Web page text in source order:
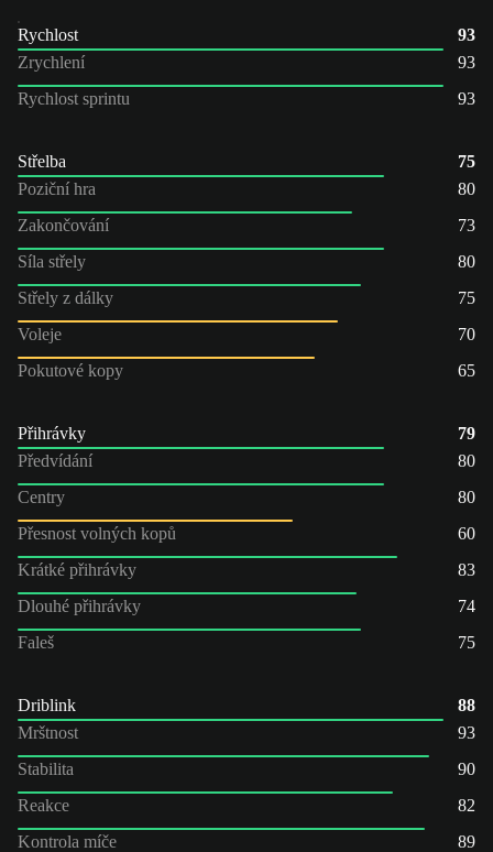
Rychlost
93
Zrychlení
93
Rychlost sprintu
93
Střelba
75
Poziční hra
80
Zakončování
73
Síla střely
80
Střely z dálky
75
Voleje
70
Pokutové kopy
65
Přihrávky
79
Předvídání
80
Centry
80
Přesnost volných kopů
60
Krátké přihrávky
83
Dlouhé přihrávky
74
Faleš
75
Driblink
88
Mrštnost
93
Stabilita
90
Reakce
82
Kontrola míče
89